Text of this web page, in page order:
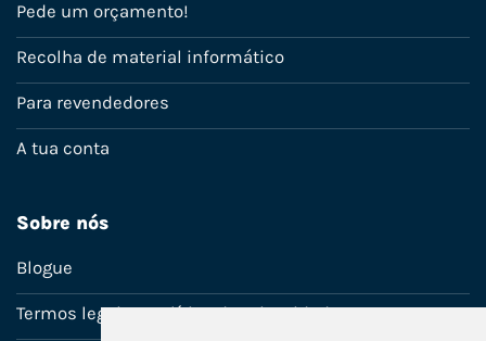
Pede um orçamento!
Recolha de material informático
Para revendedores
A tua conta
Sobre nós
Blogue
Termos legais e política de privacidade